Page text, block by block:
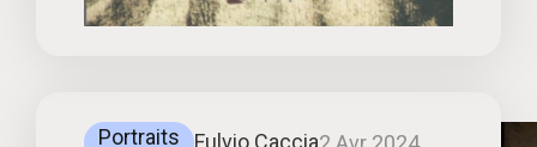
Portraits Fulvio Caccia